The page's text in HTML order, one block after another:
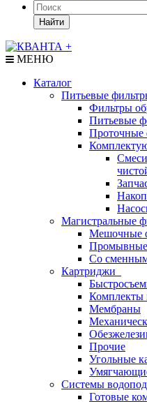
Найти
МЕНЮ
Каталог
Питьевые
Фильтры
Питьевые
Проточные
Магистральные
Мешочные
Со
Картриджи
Комплекты
Мембраны
Прочие
Угольные
Системы
Готовые